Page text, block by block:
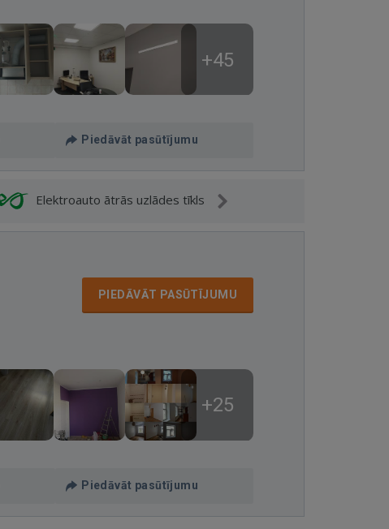
+45
Piedāvāt pasūtījumu
Elektroauto ātrās uzlādes tīkls
PIEDĀVĀT PASŪTĪJUMU
+25
Piedāvāt pasūtījumu